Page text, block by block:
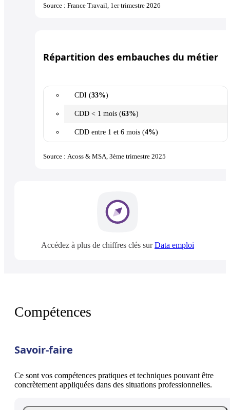
Source : France Travail, 1er trimestre 2026
Répartition des embauches du métier
CDI (33%)
CDD < 1 mois (63%)
CDD entre 1 et 6 mois (4%)
Source : Acoss & MSA, 3ème trimestre 2025
Accédez à plus de chiffres clés surData emploi
Compétences
Savoir-faire
Ce sont vos compétences pratiques et techniques pouvant être
concrètement appliquées dans des situations professionnelles.